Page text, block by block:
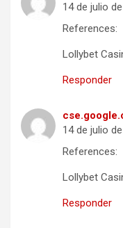
14 de julio
References:
Lollybet
Responder
14 de julio
References:
Lollybet
Responder